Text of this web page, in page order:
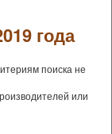
года
поиска не
или